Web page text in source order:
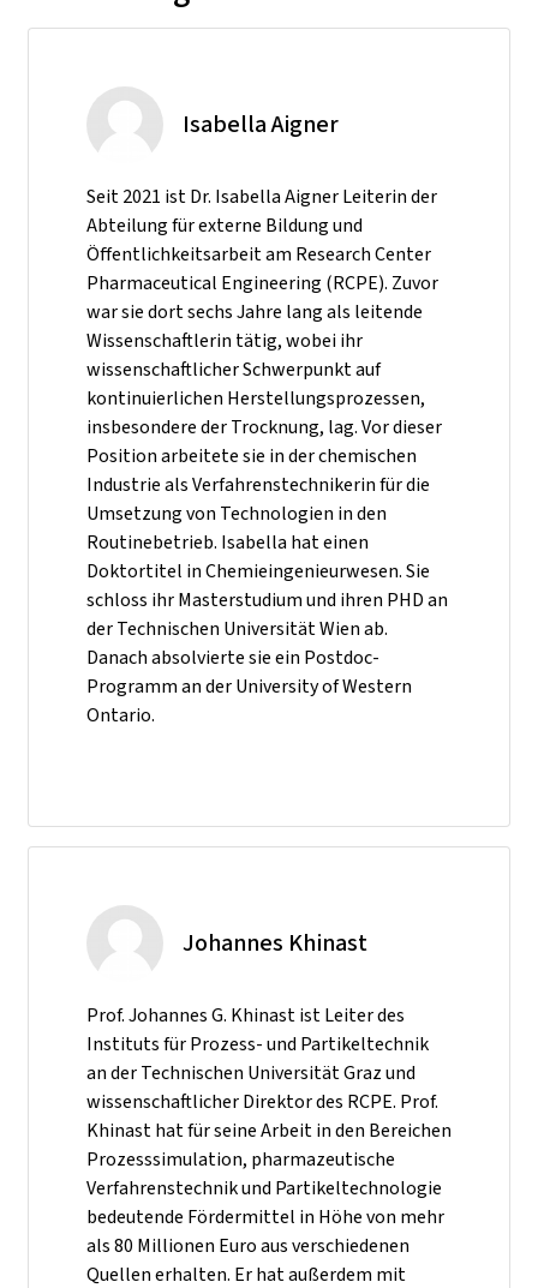
Isabella Aigner
Seit 2021 ist Dr. Isabella Aigner Leiterin der
Abteilung für externe Bildung und
Öffentlichkeitsarbeit am Research Center
Pharmaceutical Engineering (RCPE). Zuvor
war sie dort sechs Jahre lang als leitende
Wissenschaftlerin tätig, wobei ihr
wissenschaftlicher Schwerpunkt auf
kontinuierlichen Herstellungsprozessen,
insbesondere der Trocknung, lag. Vor dieser
Position arbeitete sie in der chemischen
Industrie als Verfahrenstechnikerin für die
Umsetzung von Technologien in den
Routinebetrieb. Isabella hat einen
Doktortitel in Chemieingenieurwesen. Sie
schloss ihr Masterstudium und ihren PHD an
der Technischen Universität Wien ab.
Danach absolvierte sie ein Postdoc-
Programm an der University of Western
Ontario.
Johannes Khinast
Prof. Johannes G. Khinast ist Leiter des
Instituts für Prozess- und Partikeltechnik
an der Technischen Universität Graz und
wissenschaftlicher Direktor des RCPE. Prof.
Khinast hat für seine Arbeit in den Bereichen
Prozesssimulation, pharmazeutische
Verfahrenstechnik und Partikeltechnologie
bedeutende Fördermittel in Höhe von mehr
als 80 Millionen Euro aus verschiedenen
Quellen erhalten. Er hat außerdem mit